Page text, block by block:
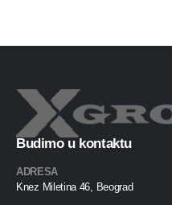
Budimo u kontaktu
ADRESA
Knez Miletina 46, Beograd